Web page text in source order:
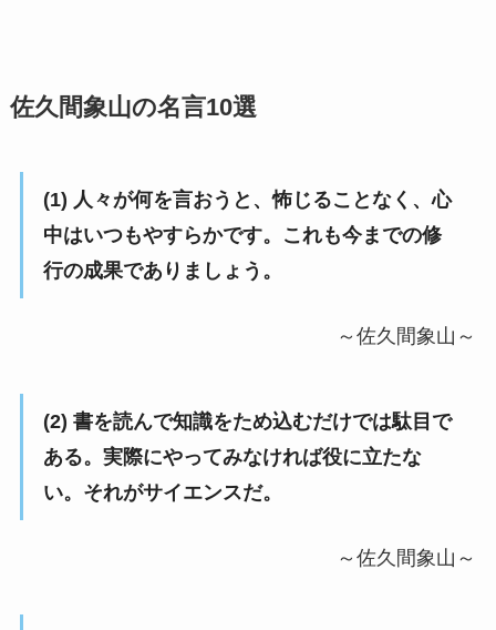
佐久間象山の名言10選
(1) 人々が何を言おうと、怖じることなく、心
中はいつもやすらかです。これも今までの修
行の成果でありましょう。
～佐久間象山～
(2) 書を読んで知識をため込むだけでは駄目で
ある。実際にやってみなければ役に立たな
い。それがサイエンスだ。
～佐久間象山～